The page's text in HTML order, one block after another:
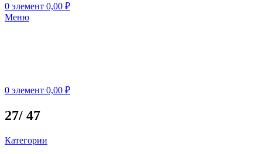
0 элемент 0,00 ₽
Меню
0 элемент 0,00 ₽
27/ 47
Категории